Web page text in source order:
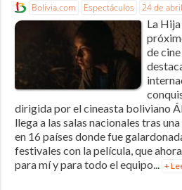
Bolivia.com Espectáculos 24 de
La
de
dirigida por el cineasta boliviano
llega a las salas nacionales tras
en 16 países donde fue
festivales con la película, que
para mí y para todo el equipo... +